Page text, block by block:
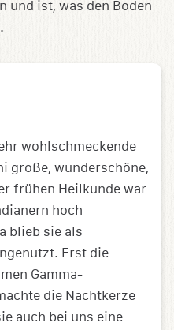
und ist, was den Boden
wohlschmeckende
große, wunderschöne,
frühen Heilkunde war
hoch
blieb sie als
Erst die
Gamma-
die Nachtkerze
auch bei uns eine